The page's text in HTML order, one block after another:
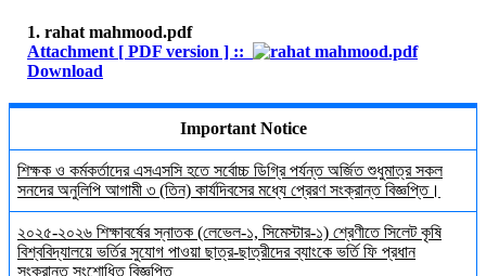
1. rahat mahmood.pdf
Attachment [ PDF version ] ::
Download
Important Notice
শিক্ষক ও কর্মকর্তাদের এসএসসি হতে সর্বোচ্চ ডিগ্রি পর্যন্ত অর্জিত শুধুমাত্র সকল
সনদের অনুলিপি আগামী ৩ (তিন) কার্যদিবসের মধ্যে প্রেরণ সংক্রান্ত বিজ্ঞপ্তি।
২০২৫-২০২৬ শিক্ষাবর্ষের স্নাতক (লেভেল-১, সিমেস্টার-১) শ্রেণীতে সিলেট কৃষি
বিশ্ববিদ্যালয়ে ভর্তির সুযোগ পাওয়া ছাত্র-ছাত্রীদের ব্যাংকে ভর্তি ফি প্রধান
সংক্রান্ত সংশোধিত বিজ্ঞপ্তি